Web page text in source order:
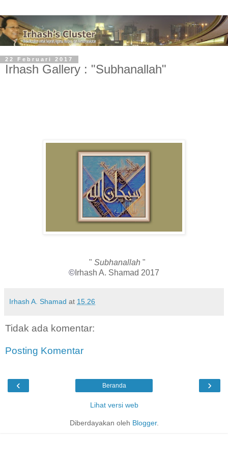
22 Februari 2017
Irhash Gallery : "Subhanallah"
" Subhanallah "
© Irhash A. Shamad 2017
Irhash A. Shamad at 15.26
Tidak ada komentar:
Posting Komentar
‹ ›
Beranda
Lihat versi web
Diberdayakan oleh Blogger.